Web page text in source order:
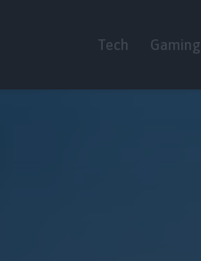
Tech Gaming